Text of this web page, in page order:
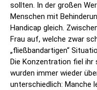
sollten. In der großen
Menschen mit
Handicap gleich.
Frau auf, welche zwar
„fließbandartigen“
Die Konzentration fiel
wurden immer wieder
unterschiedlich: Manche